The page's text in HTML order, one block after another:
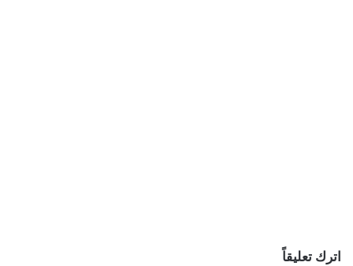
اترك تعليقاً